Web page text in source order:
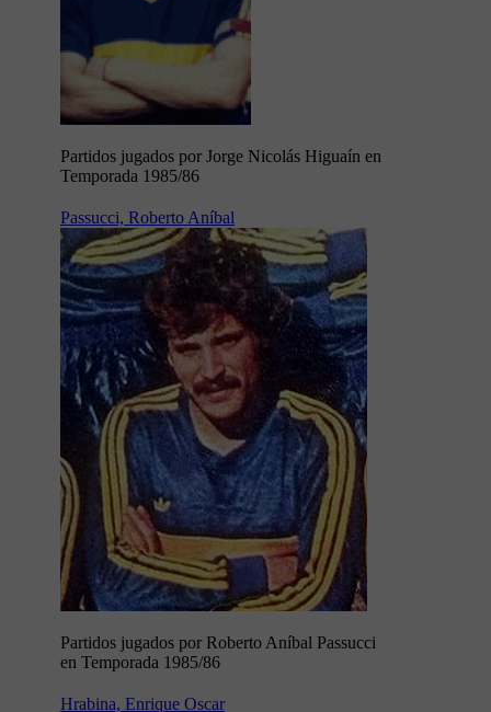
Partidos jugados por Jorge Nicolás Higuaín en
Temporada 1985/86
Passucci, Roberto Aníbal
Partidos jugados por Roberto Aníbal Passucci
en Temporada 1985/86
Hrabina, Enrique Oscar